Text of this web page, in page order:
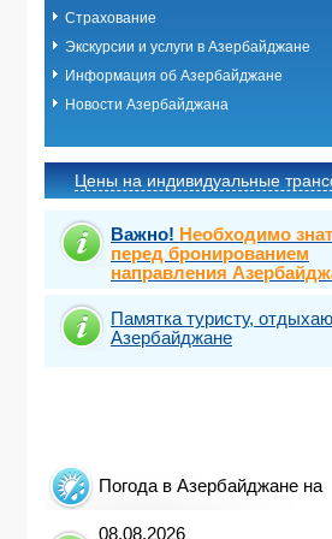
Страхование
Экскурсии и услуги в Азербайджане
Информация об Азербайджане
Новости Азербайджана
Цены на индивидуальные
Важно! Необходимо
перед бронированием
направления
Памятка туристу,
Азербайджане
Погода в Азербайджане на
08.08.2026